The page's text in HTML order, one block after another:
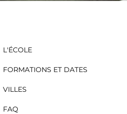
L'ÉCOLE
FORMATIONS ET DATES
VILLES
FAQ